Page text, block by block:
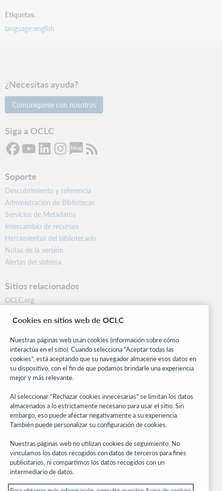
Etiquetas
language:english
¿Necesitas ayuda?
Comuníquese con nosotros
Siga a OCLC
Soporte
Descubrimiento y referencia
Administración de Bibliotecas
Servicios de Metadatos
Intercambio de recursos
Herramientas del bibliotecario
Notas de la versión
Alertas del sistema
Sitios relacionados
OCLC.org
Centro comunitario
Investigación
WebJunction
Red de desarrolladores
Manténgase al día
Obtenga las últimas novedades de los productos, estudios de
investigación, eventos y mucho más – directo a su bandeja de
entrada.
Suscríbase ahora
Cookies en sitios web de OCLC
Nuestras páginas web usan cookies (información sobre cómo
interactúa en el sitio). Cuando selecciona “Aceptar todas las
cookies”, está aceptando que su navegador almacene esos datos en
su dispositivo, con el fin de que podamos brindarle una experiencia
mejor y más relevante.
Al seleccionar "Rechazar cookies innecesarias" se limitan los datos
almacenados a lo estrictamente necesario para usar el sitio. Sin
embargo, eso puede afectar negativamente a su experiencia.
También puede personalizar su configuración de cookies.
Nuestras páginas web no utilizan cookies de seguimiento. No
vinculamos los datos recogidos con datos de terceros para fines
publicitarios, ni compartimos los datos recogidos con un
intermediario de datos.